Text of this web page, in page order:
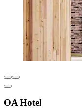
OA Hotel